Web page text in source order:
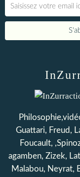
Guattari, Freud,
Foucault,
agamben, Zizek,
Malabou, Neyrat,